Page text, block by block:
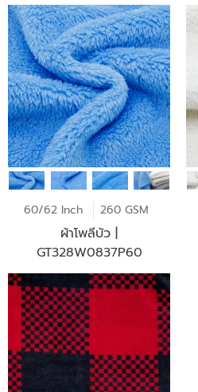
60/62 Inch 260 GSM
ผ้าโพลีบัว |
GT328W0837P60